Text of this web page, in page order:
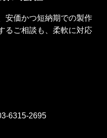
安価かつ短納期での製作
るご相談も、柔軟に対応
6315-2695